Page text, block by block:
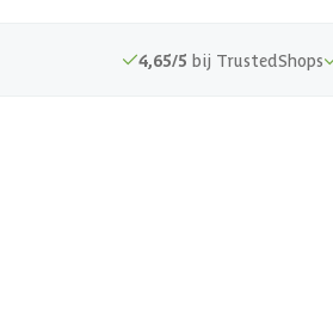
4,65/5 bij TrustedShops